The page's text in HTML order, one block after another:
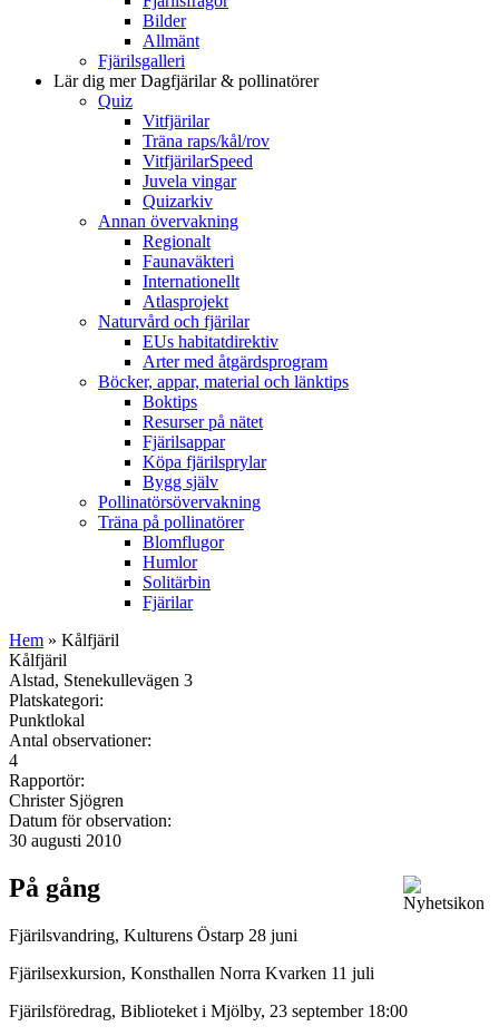
Bilder
Allmänt
Fjärilsgalleri
Lär dig merDagfjärilar & pollinatörer
Quiz
Vitfjärilar
Träna raps/kål/rov
VitfjärilarSpeed
Juvela vingar
Quizarkiv
Annan övervakning
Regionalt
Faunaväkteri
Internationellt
Atlasprojekt
Naturvård och fjärilar
EUs habitatdirektiv
Arter med åtgärdsprogram
Böcker, appar, material och länktips
Boktips
Resurser på nätet
Fjärilsappar
Köpa fjärilsprylar
Bygg själv
Pollinatörsövervakning
Träna på pollinatörer
Blomflugor
Humlor
Solitärbin
Fjärilar
Hem » Kålfjäril
Kålfjäril
Alstad, Stenekullevägen 3
Platskategori:
Punktlokal
Antal observationer:
4
Rapportör:
Christer Sjögren
Datum för observation:
30 augusti 2010
På gång
Fjärilsvandring, Kulturens Östarp 28 juni
Fjärilsexkursion, Konsthallen Norra Kvarken 11 juli
Fjärilsföredrag, Biblioteket i Mjölby, 23 september 18:00